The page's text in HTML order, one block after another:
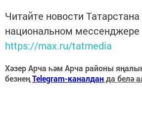
Читайте новости Татарстана
национальном
https://max.ru/tatmedia
Хәзер Арча һәм Арча районы
безнеңTelegram-каналданда белә